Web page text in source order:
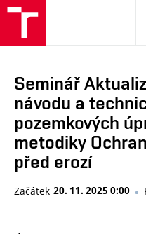
Brno
Seminář
návodu a
pozemkových
metodiky
před erozí
Začátek 20. 11. 2025 0:00